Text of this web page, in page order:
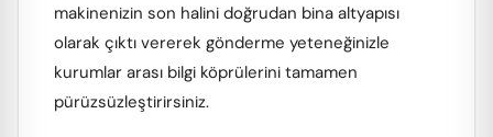
makinenizin son halini doğrudan bina altyapısı
olarak çıktı vererek gönderme yeteneğinizle
kurumlar arası bilgi köprülerini tamamen
pürüzsüzleştirirsiniz.